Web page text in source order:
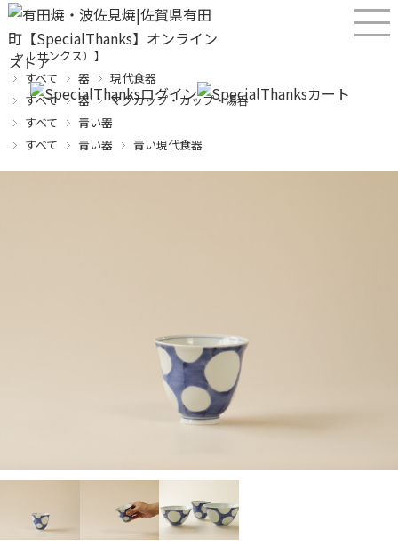
産直！有田焼、波佐見焼オンラインショップ【SPECIALTHANKS（スペシ
ャルサンクス）】
すべて
器
現代食器
すべて
器
マグカップ・カップ・湯呑
すべて
青い器
すべて
青い器 青い現代食器